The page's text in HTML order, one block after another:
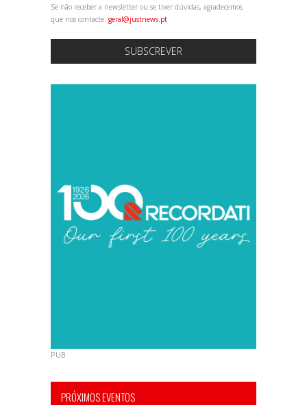
Se não receber a newsletter ou se tiver dúvidas, agradecemos
que nos contacte: geral@justnews.pt
SUBSCREVER
PUB
PRÓXIMOS EVENTOS